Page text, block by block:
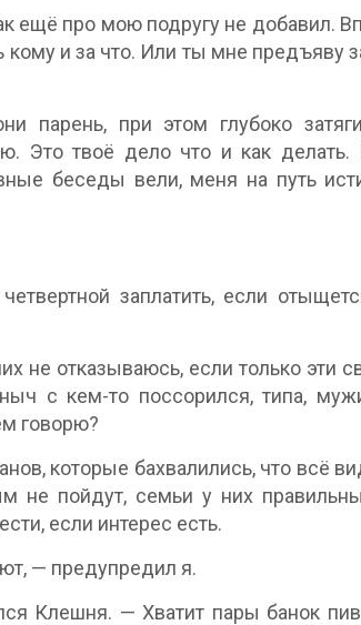
про мою подругу не добавил.
кому и за что. Или ты мне предъяву
при этом глубоко
Это твоё дело что и как
беседы вели, меня на путь
заплатить, если
не отказываюсь, если только эти
с кем-то поссорился, типа,
говорю?
которые бахвалились, что всё
не пойдут, семьи у них
если интерес есть.
— предупредил я.
Клешня. — Хватит пары банок